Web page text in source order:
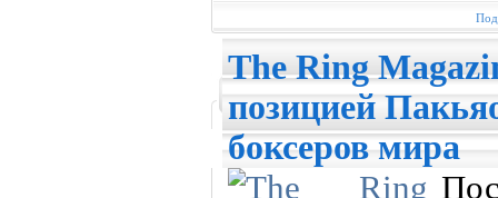
The Ring
позицией
боксеров мира